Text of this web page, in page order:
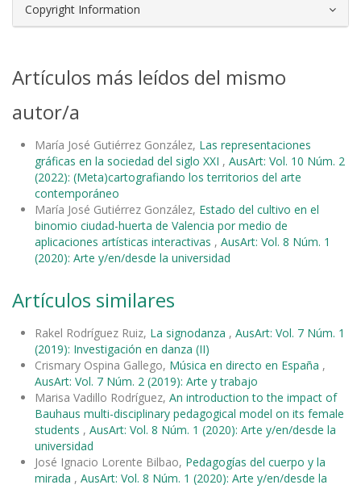
Copyright Information
Artículos más leídos del mismo
autor/a
María José Gutiérrez González, Las representaciones
gráficas en la sociedad del siglo XXI , AusArt: Vol. 10 Núm. 2
(2022): (Meta)cartografiando los territorios del arte
contemporáneo
María José Gutiérrez González, Estado del cultivo en el
binomio ciudad-huerta de Valencia por medio de
aplicaciones artísticas interactivas , AusArt: Vol. 8 Núm. 1
(2020): Arte y/en/desde la universidad
Artículos similares
Rakel Rodríguez Ruiz, La signodanza , AusArt: Vol. 7 Núm. 1
(2019): Investigación en danza (II)
Crismary Ospina Gallego, Música en directo en España ,
AusArt: Vol. 7 Núm. 2 (2019): Arte y trabajo
Marisa Vadillo Rodríguez, An introduction to the impact of
Bauhaus multi-disciplinary pedagogical model on its female
students , AusArt: Vol. 8 Núm. 1 (2020): Arte y/en/desde la
universidad
José Ignacio Lorente Bilbao, Pedagogías del cuerpo y la
mirada , AusArt: Vol. 8 Núm. 1 (2020): Arte y/en/desde la